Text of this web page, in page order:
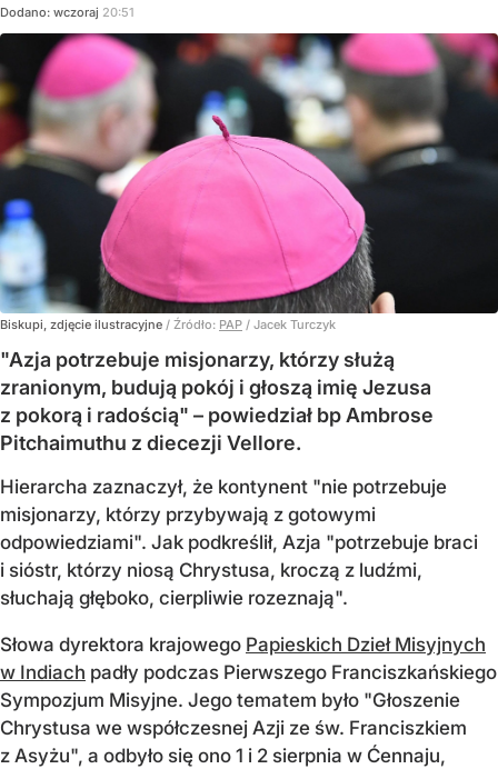
Dodano: wczoraj 20:51
Biskupi, zdjęcie ilustracyjne / Źródło: PAP / Jacek Turczyk
"Azja potrzebuje misjonarzy, którzy służą
zranionym, budują pokój i głoszą imię Jezusa
z pokorą i radością" – powiedział bp Ambrose
Pitchaimuthu z diecezji Vellore.
Hierarcha zaznaczył, że kontynent "nie potrzebuje
misjonarzy, którzy przybywają z gotowymi
odpowiedziami". Jak podkreślił, Azja "potrzebuje braci
i sióstr, którzy niosą Chrystusa, kroczą z ludźmi,
słuchają głęboko, cierpliwie rozeznają".
Słowa dyrektora krajowego Papieskich Dzieł Misyjnych
w Indiach padły podczas Pierwszego Franciszkańskiego
Sympozjum Misyjne. Jego tematem było "Głoszenie
Chrystusa we współczesnej Azji ze św. Franciszkiem
z Asyżu", a odbyło się ono 1 i 2 sierpnia w Ćennaju,